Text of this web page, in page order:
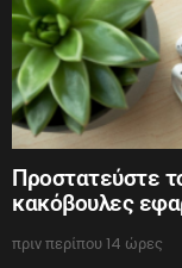
Προστατεύστε
κακόβουλες
πριν περίπου 14 ώρες